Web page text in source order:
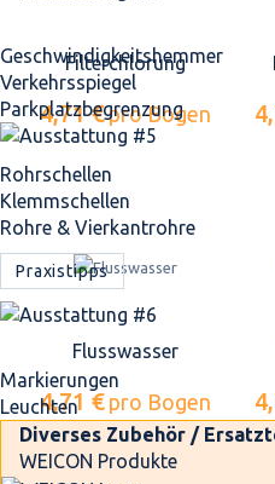
Geschwindigkeits­hemmer
Verkehrsspiegel
Parkplatz­begrenzung
Rohrschellen
Klemmschellen
Rohre & Vierkantrohre
Praxistipps
Markierungen
Leuchten
Diverses Zubehör /
WEICON Produkte
Filterchlorung
4,71 €pro Bogen
Flusswasser
4,71 € pro Bogen